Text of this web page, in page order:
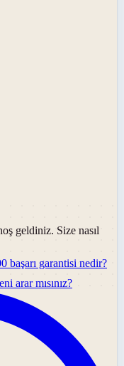
geldiniz. Size nasıl
başarı garantisi nedir?
arar mısınız?